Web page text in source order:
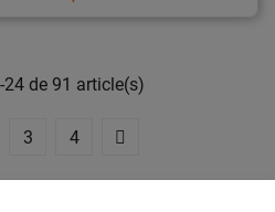
de 91 article(s)
3 4